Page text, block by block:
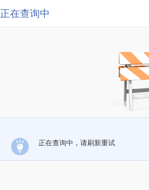
正在查询中
正在查询中，请刷新重试